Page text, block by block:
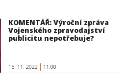
KOMENTÁŘ: Výroční zpráva
Vojenského zpravodajství
publicitu nepotřebuje?
15. 11. 2022 11:00